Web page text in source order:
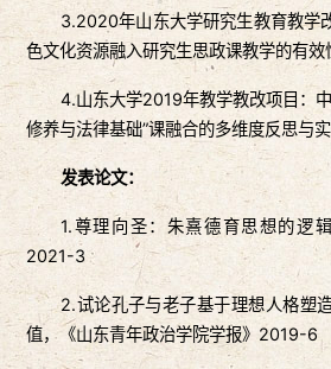
3.2020年山东大学研究生教育教学
色文化资源融入研究生思政课教学的有效
4.山东大学2019年教学教改项目：
修养与法律基础”课融合的多维度反思与实
发表论文：
1.尊理向圣：朱熹德育思想的逻
2021-3
2.试论孔子与老子基于理想人格塑
值，《山东青年政治学院学报》2019-6